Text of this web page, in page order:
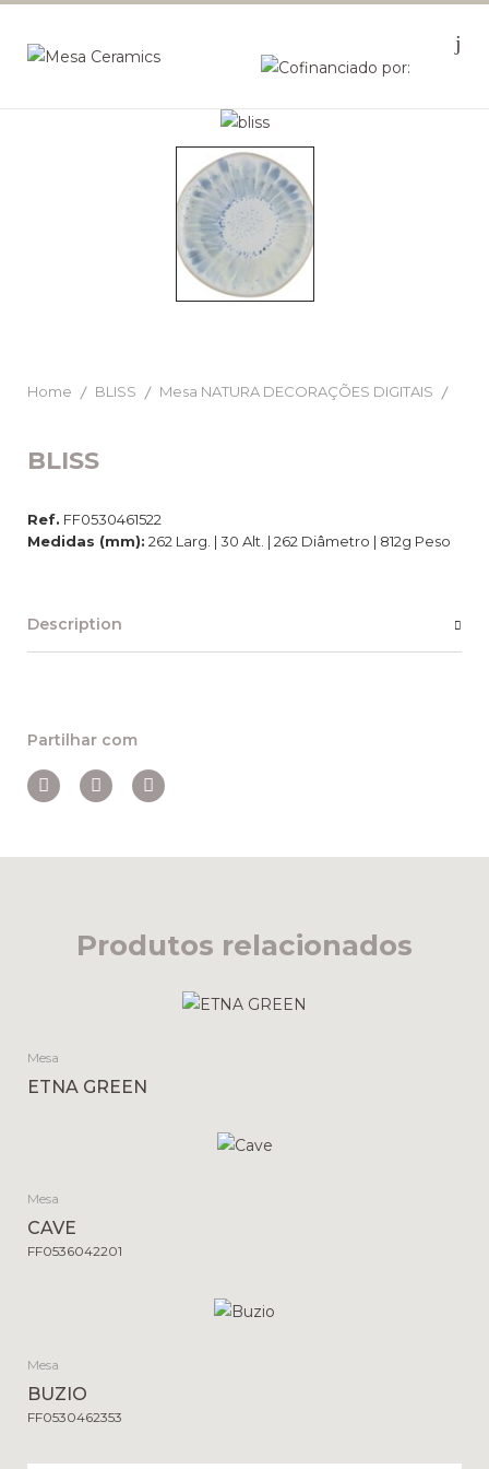
Home BLISS Mesa NATURA DECORAÇÕES DIGITAIS
BLISS
Ref. FF0530461522
Medidas (mm): 262 Larg. | 30 Alt. | 262 Diâmetro | 812g Peso
Description
Partilhar com
Produtos relacionados
Mesa
ETNA GREEN
Mesa
CAVE
FF0536042201
Mesa
BUZIO
FF0530462353